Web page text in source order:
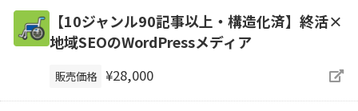
【10ジャンル90記事以上・構造化済】終活×
地域SEOのWordPressメディア
販売価格 ¥28,000